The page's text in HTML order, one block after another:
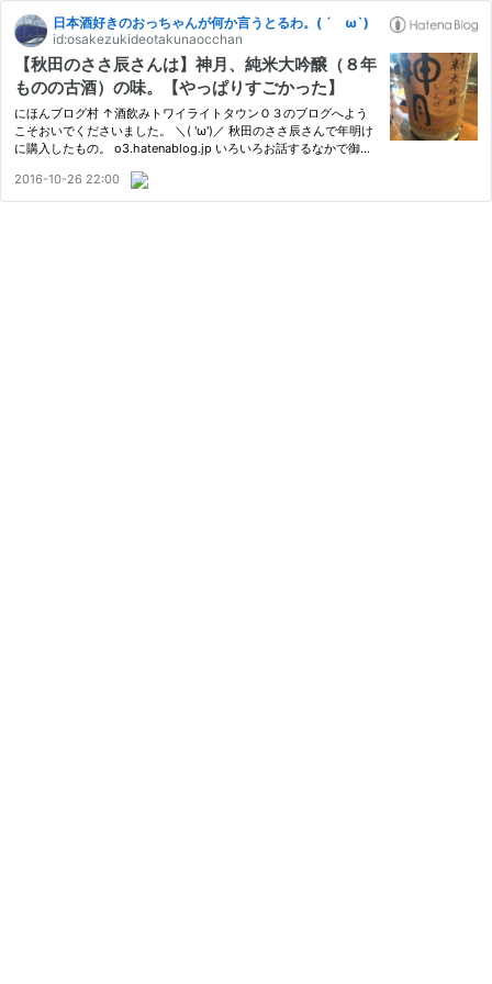
日本酒好きのおっちゃんが何か言うとるわ。( ´ ω`)
id:osakezukideotakunaocchan
【秋田のささ辰さんは】神月、純米大吟醸（８年
ものの古酒）の味。【やっぱりすごかった】
にほんブログ村 ↑酒飲みトワイライトタウンＯ３のブログへよう
こそおいでくださいました。 ＼( 'ω')／ 秋田のささ辰さんで年明け
に購入したもの。 o3.hatenablog.jp いろいろお話するなかで御大
る小玉醸造さんのお酒です。 ８年古酒です。 さすがに年が年だ
し…
2016-10-26 22:00